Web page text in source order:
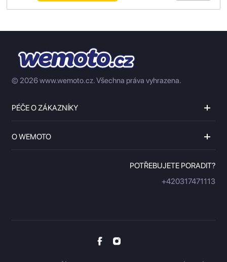
© 2026 www.wemoto.cz.Všechna práva vyhrazena.
PÉČE O ZÁKAZNÍKY
O WEMOTO
POTŘEBUJETE PORADIT?
+420317471113